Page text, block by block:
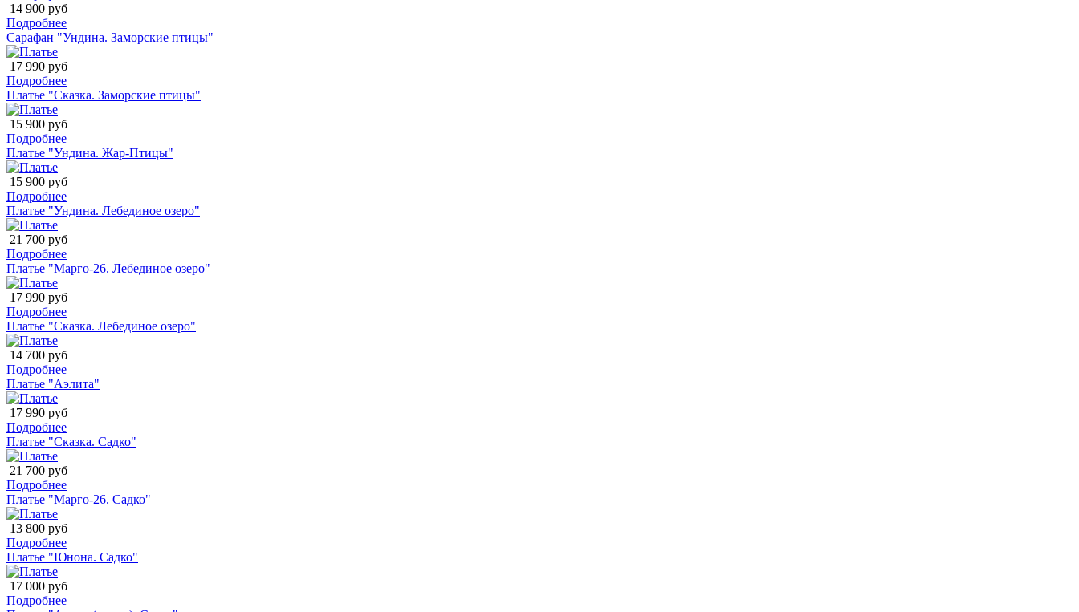
14 900 руб
Подробнее
Сарафан "Ундина. Заморские птицы"
17 990 руб
Подробнее
Платье "Сказка. Заморские птицы"
15 900 руб
Подробнее
Платье "Ундина. Жар-Птицы"
15 900 руб
Подробнее
Платье "Ундина. Лебединое озеро"
21 700 руб
Подробнее
Платье "Марго-26. Лебединое озеро"
17 990 руб
Подробнее
Платье "Сказка. Лебединое озеро"
14 700 руб
Подробнее
Платье "Аэлита"
17 990 руб
Подробнее
Платье "Сказка. Садко"
21 700 руб
Подробнее
Платье "Марго-26. Садко"
13 800 руб
Подробнее
Платье "Юнона. Садко"
17 000 руб
Подробнее